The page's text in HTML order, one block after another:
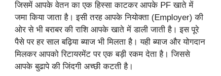
जिसमें आपके वेतन का एक हिस्सा काटकर आपके PF खाते में
जमा किया जाता है। इसी तरह आपके नियोक्ता (Employer) की
ओर से भी बराबर की राशि आपके खाते में डाली जाती है। इस पूरे
पैसे पर हर साल बढ़िया ब्याज भी मिलता है। यही ब्याज और योगदान
मिलकर आपको रिटायरमेंट पर एक बड़ी रकम देता है। जिससे
आपके बुढापे की जिंदगी अच्छी कटती है।